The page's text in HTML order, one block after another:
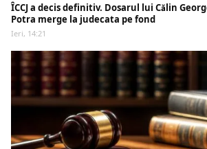
ÎCCJ a decis definitiv. Dosarul lui Călin
Potra merge la judecata pe fond
Ieri, 14:21